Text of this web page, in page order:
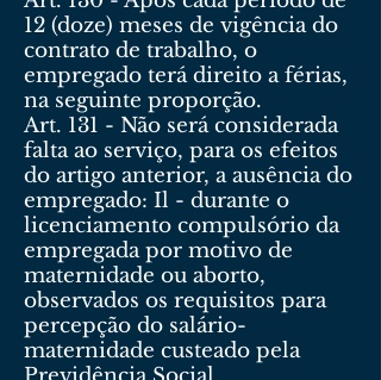
12 (doze) meses de vigência do
contrato de trabalho, o
empregado terá direito a férias,
na seguinte proporção.
Art. 131 - Não será considerada
falta ao serviço, para os efeitos
do artigo anterior, a ausência do
empregado: Il - durante o
licenciamento compulsório da
empregada por motivo de
maternidade ou aborto,
observados os requisitos para
percepção do salário-
maternidade custeado pela